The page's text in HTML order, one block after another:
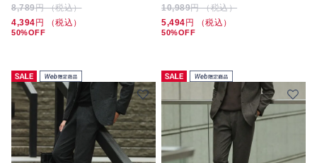
8,789円 （税込）
4,394 円 （税込）
50%OFF
10,989円 （税込）
5,494 円 （税込）
50%OFF